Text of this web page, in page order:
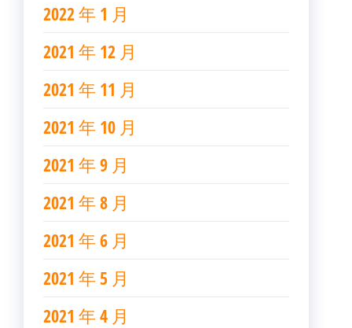
2022 年 1 月
2021 年 12 月
2021 年 11 月
2021 年 10 月
2021 年 9 月
2021 年 8 月
2021 年 6 月
2021 年 5 月
2021 年 4 月